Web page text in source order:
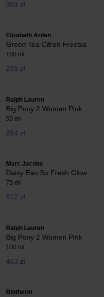
393 zł
Elizabeth Arden
Green Tea Citron Freesia
100 ml
225 zł
Ralph Lauren
Big Pony 2 Woman Pink
50 ml
264 zł
Marc Jacobs
Daisy Eau So Fresh Glow
75 ml
512 zł
Ralph Lauren
Big Pony 2 Women Pink
100 ml
463 zł
Biotherm